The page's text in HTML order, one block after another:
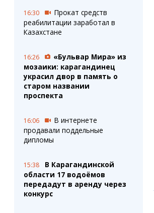
16:30
Прокат средств
реабилитации заработал в
Казахстане
16:26
«Бульвар Мира» из
мозаики: карагандинец
украсил двор в память о
старом названии
проспекта
16:06
В интернете
продавали поддельные
дипломы
15:38
В Карагандинской
области 17 водоёмов
передадут в аренду через
конкурс